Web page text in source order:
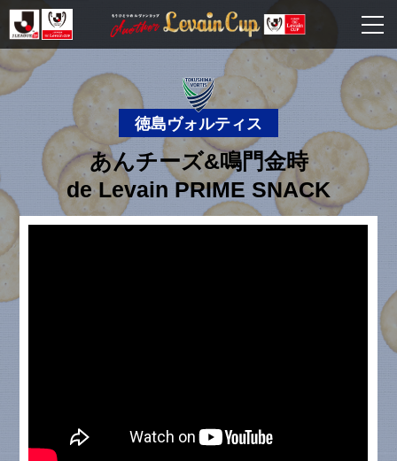
徳島ヴォルティス
あんチーズ&鳴門金時
de Levain PRIME SNACK